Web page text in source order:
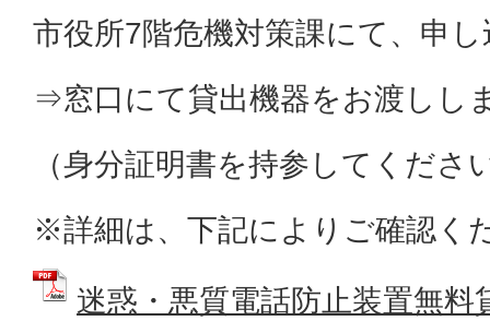
市役所7階危機対策課にて、申
⇒窓口にて貸出機器をお渡しし
（身分証明書を持参してくださ
※詳細は、下記によりご確認く
迷惑・悪質電話防止装置無